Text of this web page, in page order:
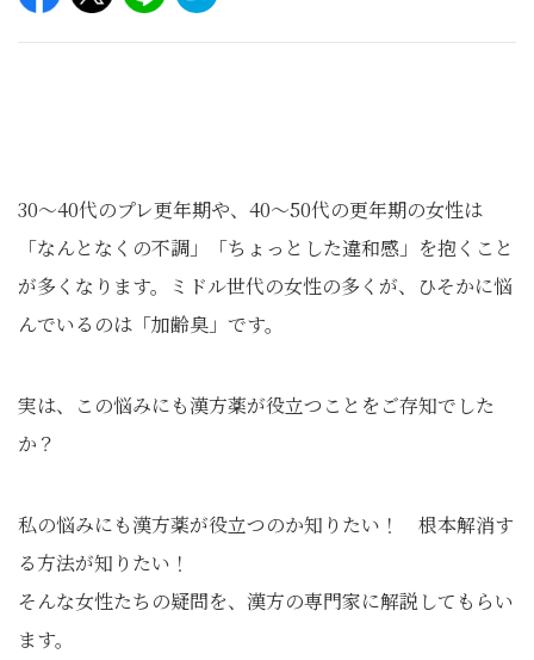
30～40代のプレ更年期や、40～50代の更年期の女性は
「なんとなくの不調」「ちょっとした違和感」を抱くこと
が多くなります。ミドル世代の女性の多くが、ひそかに悩
んでいるのは「加齢臭」です。
実は、この悩みにも漢方薬が役立つことをご存知でした
か？
私の悩みにも漢方薬が役立つのか知りたい！ 根本解消す
る方法が知りたい！
そんな女性たちの疑問を、漢方の専門家に解説してもらい
ます。